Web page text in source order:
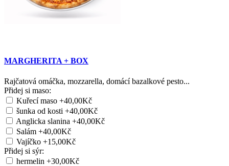
MARGHERITA + BOX
Rajčatová omáčka, mozzarella, domácí bazalkové pesto...
Přidej si maso:
Kuřecí maso +40,00Kč
šunka od kosti +40,00Kč
Anglicka slanina +40,00Kč
Salám +40,00Kč
Vajíčko +15,00Kč
Přidej si sýr:
hermelin +30,00Kč